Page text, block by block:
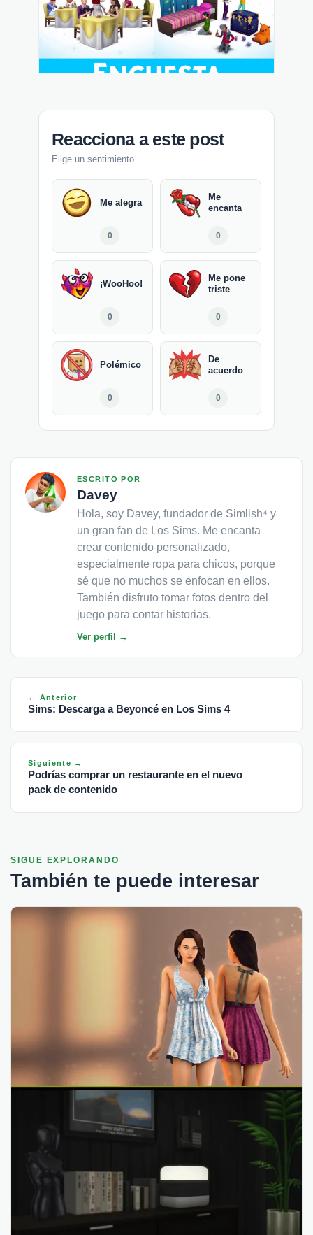
Reacciona a este post
Elige un sentimiento.
Me alegra
0
Me
encanta
0
¡WooHoo!
0
Me pone
triste
0
Polémico
0
De
acuerdo
0
ESCRITO POR
Davey
Hola, soy Davey, fundador de Simlish⁴ y
un gran fan de Los Sims. Me encanta
crear contenido personalizado,
especialmente ropa para chicos, porque
sé que no muchos se enfocan en ellos.
También disfruto tomar fotos dentro del
juego para contar historias.
Ver perfil →
← Anterior
Sims: Descarga a Beyoncé en Los Sims 4
Siguiente →
Podrías comprar un restaurante en el nuevo
pack de contenido
SIGUE EXPLORANDO
También te puede interesar